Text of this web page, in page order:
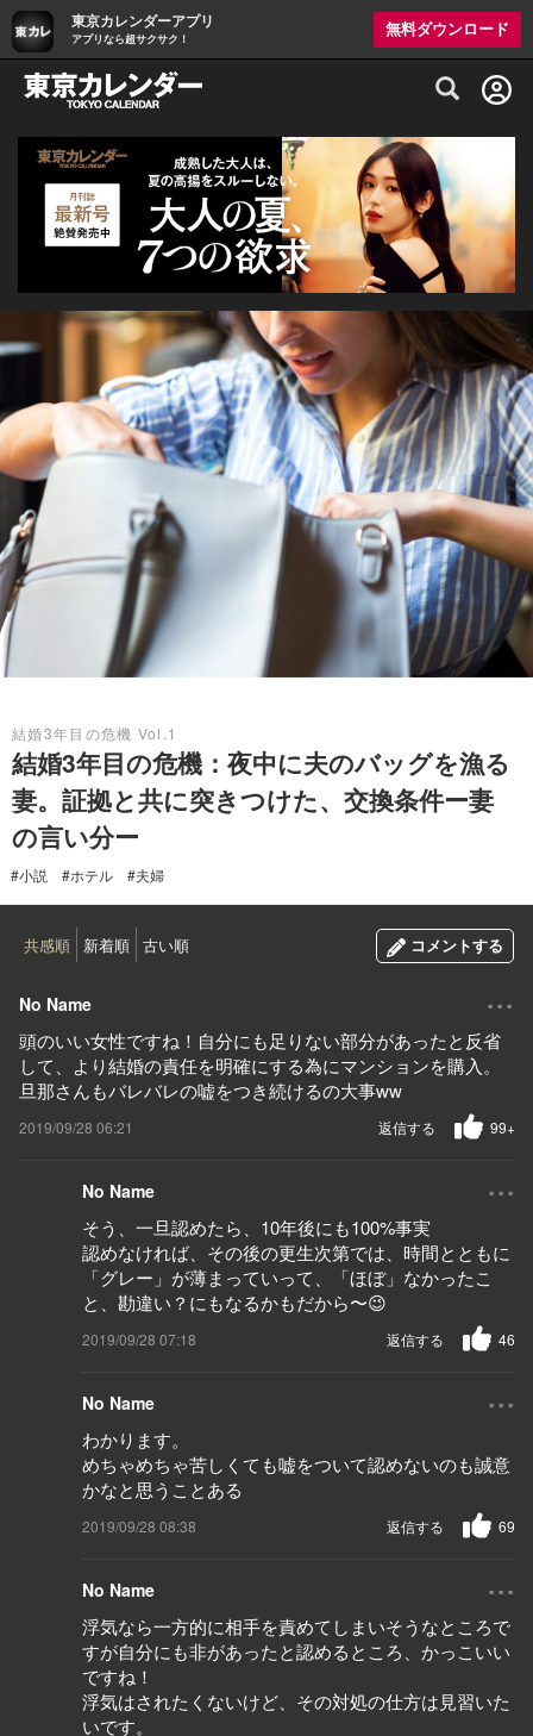
東京カレンダーアプリ
アプリなら超サクサク！
無料ダウンロード
グルメ情報・プレミアムレストラン予約
結婚3年目の危機 Vol.1
結婚3年目の危機：夜中に夫のバッグを漁る
妻。証拠と共に突きつけた、交換条件ー妻
の言い分ー
#小説 #ホテル #夫婦
共感順 新着順 古い順 コメントする
No Name ...
頭のいい女性ですね！自分にも足りない部分があったと反省
して、より結婚の責任を明確にする為にマンションを購入。
旦那さんもバレバレの嘘をつき続けるの大事ww
2019/09/28 06:21 99+
返信する
No Name ...
そう、一旦認めたら、10年後にも100%事実
認めなければ、その後の更生次第では、時間とともに
「グレー」が薄まっていって、「ほぼ」なかったこ
と、勘違い？にもなるかもだから〜😉
2019/09/28 07:18 46
返信する
No Name ...
わかります。
めちゃめちゃ苦しくても嘘をついて認めないのも誠意
かなと思うことある
2019/09/28 08:38 69
返信する
No Name ...
浮気なら一方的に相手を責めてしまいそうなところで
すが自分にも非があったと認めるところ、かっこいい
ですね！
浮気はされたくないけど、その対処の仕方は見習いた
いです。